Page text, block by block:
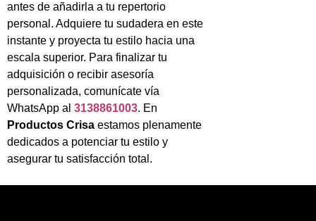
antes de añadirla a tu repertorio
personal. Adquiere tu sudadera en este
instante y proyecta tu estilo hacia una
escala superior. Para finalizar tu
adquisición o recibir asesoría
personalizada, comunícate vía
WhatsApp al 3138861003. En
Productos Crisa estamos plenamente
dedicados a potenciar tu estilo y
asegurar tu satisfacción total.